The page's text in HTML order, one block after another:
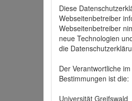
Diese
Webseitenbetreiber
Webseitenbetreiber
neue Technologien
die
Der Verantwortliche
Bestimmungen ist die:
Universität Greifswald